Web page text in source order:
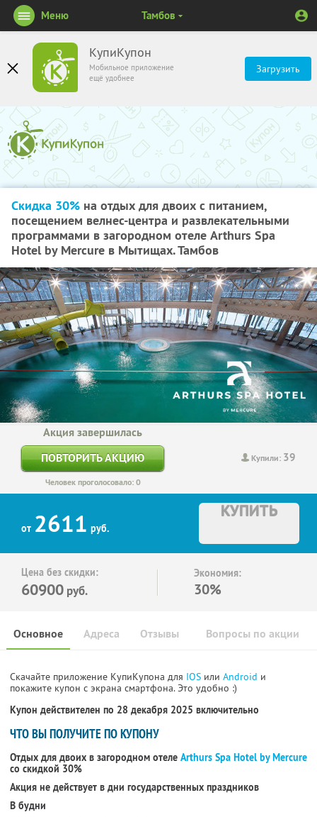
КупиКупон
Мобильное приложение
ещё удобнее
Загрузить
Меню Тамбов
Скидка 30% на отдых для двоих с питанием,
посещением велнес-центра и развлекательными
программами в загородном отеле Arthurs Spa
Hotel by Mercure в Мытищах. Тамбов
Купили: 39
Акция завершилась
ПОВТОРИТЬ АКЦИЮ
Человек проголосовало: 0
от 2611 руб.
КУПИТЬ
Цена без скидки:
60900 руб.
Экономия:
30%
Основное Отзывы Вопросы по акции
Адреса
Скачайте приложение КупиКупона для IOS или Android и
покажите купон с экрана смартфона. Это удобно :)
Купон действителен по 28 декабря 2025 включительно
ЧТО ВЫ ПОЛУЧИТЕ ПО КУПОНУ
Отдых для двоих в загородном отеле Arthurs Spa Hotel by Mercure
со скидкой 30%
Акция не действует в дни государственных праздников
В будни